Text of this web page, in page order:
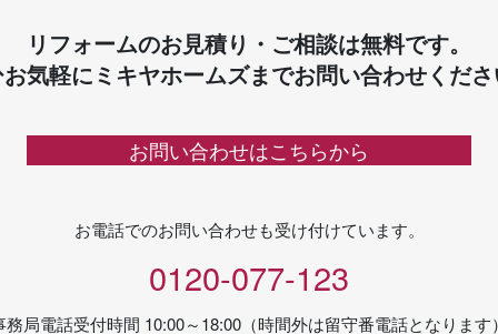
リフォームのお見積り・ご相談は無料です。
気軽にミキヤホームズまでお問い合わせくだ
お問い合わせはこちらから
お電話でのお問い合わせも受け付けています。
0120-077-123
務局電話受付時間 10:00～18:00（時間外は留守番電話となります